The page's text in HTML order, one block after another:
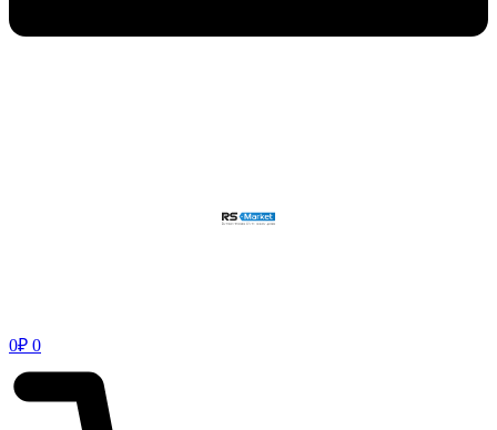
0₽ 0